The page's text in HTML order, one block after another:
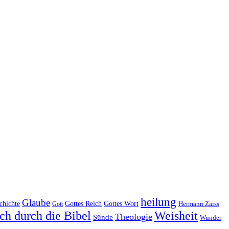
Glaube Gott Gottes Reich Gottes Wort heilung Hermann Zaiss
durch die Bibel Sünde Theologie Weisheit Wunder